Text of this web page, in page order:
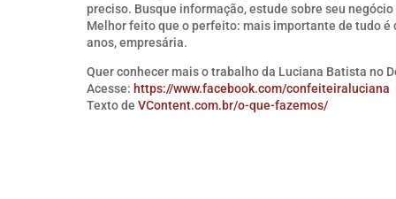
preciso. Busque informação, estude sobre seu
Melhor feito que o perfeito: mais importante de tudo é
anos, empresária.
Quer conhecer mais o trabalho da Luciana Batista no
Acesse: https://www.facebook.com/confeiteiraluciana
Texto de VContent.com.br/o-que-fazemos/